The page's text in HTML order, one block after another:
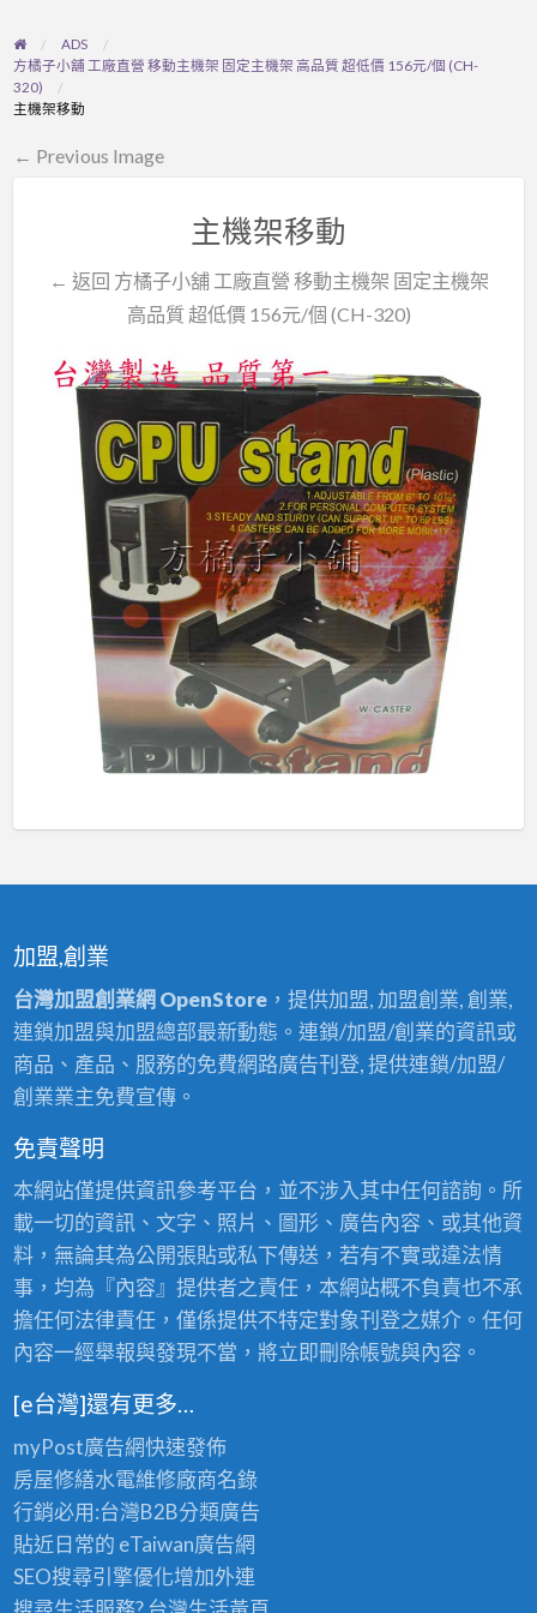
ADS
方橘子小舖 工廠直營 移動主機架 固定主機架 高品質 超低價 156元/個 (CH-
320)
主機架移動
← Previous Image
主機架移動
← 返回 方橘子小舖 工廠直營 移動主機架 固定主機架
高品質 超低價 156元/個 (CH-320)
加盟,創業
台灣加盟創業網 OpenStore，提供加盟, 加盟創業, 創業,
連鎖加盟與加盟總部最新動態。連鎖/加盟/創業的資訊或
商品、產品、服務的免費網路廣告刊登, 提供連鎖/加盟/
創業業主免費宣傳。
免責聲明
本網站僅提供資訊參考平台，並不涉入其中任何諮詢。所
載一切的資訊、文字、照片、圖形、廣告內容、或其他資
料，無論其為公開張貼或私下傳送，若有不實或違法情
事，均為『內容』提供者之責任，本網站概不負責也不承
擔任何法律責任，僅係提供不特定對象刊登之媒介。任何
內容一經舉報與發現不當，將立即刪除帳號與內容。
[e台灣]還有更多…
myPost廣告網快速發佈
房屋修繕水電維修廠商名錄
行銷必用:台灣B2B分類廣告
貼近日常的 eTaiwan廣告網
SEO搜尋引擎優化增加外連